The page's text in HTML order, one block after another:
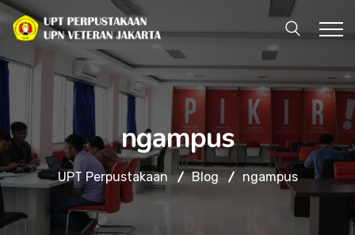
ngampus
UPT Perpustakaan Blog ngampus